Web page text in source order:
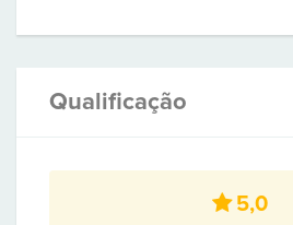
Qualificação
5,0